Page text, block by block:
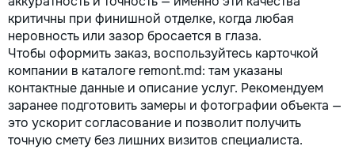
критичны при финишной отделке, когда любая
неровность или зазор бросается в глаза.
Чтобы оформить заказ, воспользуйтесь карточкой
компании в каталоге remont.md: там указаны
контактные данные и описание услуг. Рекомендуем
заранее подготовить замеры и фотографии объекта —
это ускорит согласование и позволит получить
точную смету без лишних визитов специалиста.